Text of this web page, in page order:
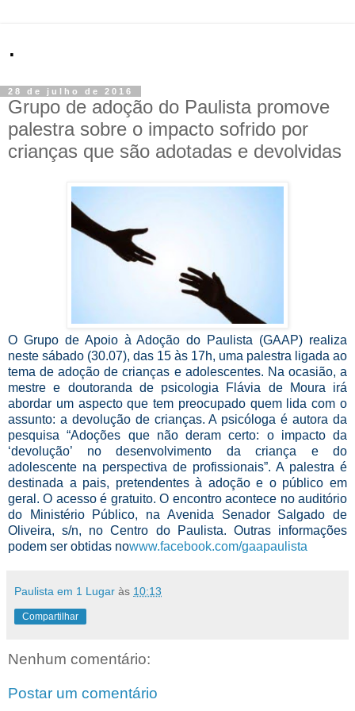
.
28 de julho de 2016
Grupo de adoção do Paulista promove
palestra sobre o impacto sofrido por
crianças que são adotadas e devolvidas
O Grupo de Apoio à Adoção do Paulista (GAAP) realiza
neste sábado (30.07), das 15 às 17h, uma palestra ligada ao
tema de adoção de crianças e adolescentes. Na ocasião, a
mestre e doutoranda de psicologia Flávia de Moura irá
abordar um aspecto que tem preocupado quem lida com o
assunto: a devolução de crianças. A psicóloga é autora da
pesquisa “Adoções que não deram certo: o impacto da
‘devolução’ no desenvolvimento da criança e do
adolescente na perspectiva de profissionais”. A palestra é
destinada a pais, pretendentes à adoção e o público em
geral. O acesso é gratuito. O encontro acontece no auditório
do Ministério Público, na Avenida Senador Salgado de
Oliveira, s/n, no Centro do Paulista. Outras informações
podem ser obtidas nowww.facebook.com/gaapaulista
Paulista em 1 Lugar às 10:13
Compartilhar
Nenhum comentário:
Postar um comentário